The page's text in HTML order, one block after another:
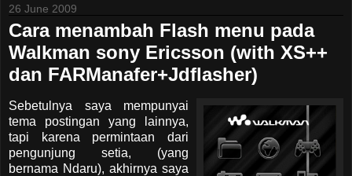
26 June 2009
Cara menambah Flash menu pada
Walkman sony Ericsson (with XS++
dan FARManafer+Jdflasher)
Sebetulnya saya mempunyai
tema postingan yang lainnya,
tapi karena permintaan dari
pengunjung setia, (yang
bernama Ndaru), akhirnya saya